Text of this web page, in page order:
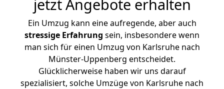
jetzt Angebote erhalten
Ein Umzug kann eine aufregende, aber auch
stressige Erfahrung sein, insbesondere wenn
man sich für einen Umzug von Karlsruhe nach
Münster-Uppenberg entscheidet.
Glücklicherweise haben wir uns darauf
spezialisiert, solche Umzüge von Karlsruhe nach